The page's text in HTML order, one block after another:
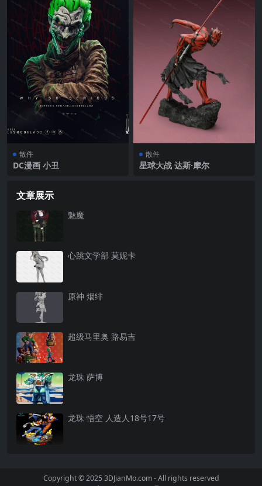
散件
DC漫画 小丑
散件
星球大战 达斯·摩尔
文章展示
魅魔
心跳文学部 莫妮卡
原神 烟绯
超级马里奥 路易吉
龙珠 萨博
龙珠 悟空 人造人18号17号
Copyright © 2025 3DJianMo.com - All rights reserved